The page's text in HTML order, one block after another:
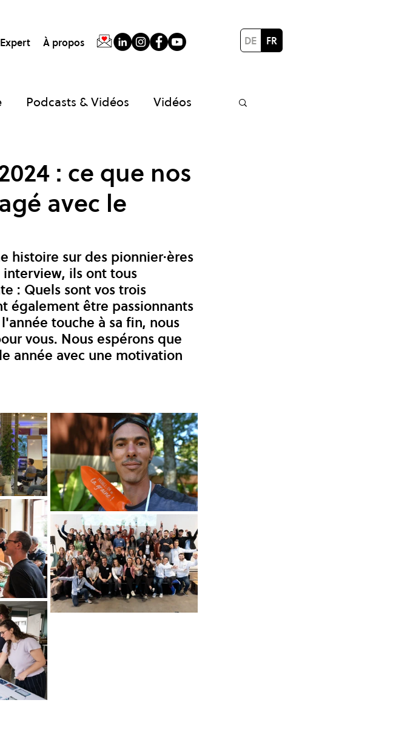
À propos DE FR
Podcasts & Vidéos Vidéos
Planet Lab
: ce que nos
avec le
histoire sur des pionnier·ères
ils ont tous
: Quels sont vos trois
également être passionnants
touche à sa fin, nous
vous. Nous espérons que
année avec une motivation